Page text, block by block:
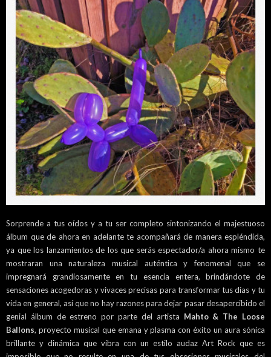
Sorprende a tus oídos y a tu ser completo sintonizando el majestuoso
álbum que de ahora en adelante te acompañará de manera espléndida,
ya que los lanzamientos de los que serás espectador/a ahora mismo te
mostraran una naturaleza musical auténtica y fenomenal que se
impregnará grandiosamente en tu esencia entera, brindándote de
sensaciones acogedoras y vivaces precisas para transformar tus días y tu
vida en general, así que no hay razones para dejar pasar desapercibido el
genial álbum de estreno por parte del artista Mahto & The Loose
Ballons, proyecto musical que emana y plasma con éxito un aura sónica
brillante y dinámica que vibra con un estilo audaz Art Rock que es